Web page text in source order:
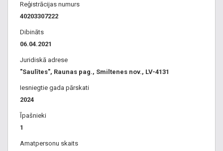
Reģistrācijas numurs
40203307222
Dibināts
06.04.2021
Juridiskā adrese
"Saulītes", Raunas pag., Smiltenes nov., LV-4131
Iesniegtie gada pārskati
2024
Īpašnieki
1
Amatpersonu skaits